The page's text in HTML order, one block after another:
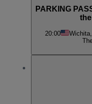
PARKING
20:00